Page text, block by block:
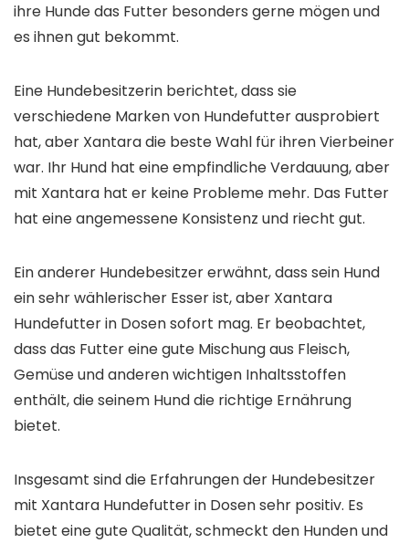
ihre Hunde das Futter besonders gerne mögen und
es ihnen gut bekommt.
Eine Hundebesitzerin berichtet, dass sie
verschiedene Marken von Hundefutter ausprobiert
hat, aber Xantara die beste Wahl für ihren Vierbeiner
war. Ihr Hund hat eine empfindliche Verdauung, aber
mit Xantara hat er keine Probleme mehr. Das Futter
hat eine angemessene Konsistenz und riecht gut.
Ein anderer Hundebesitzer erwähnt, dass sein Hund
ein sehr wählerischer Esser ist, aber Xantara
Hundefutter in Dosen sofort mag. Er beobachtet,
dass das Futter eine gute Mischung aus Fleisch,
Gemüse und anderen wichtigen Inhaltsstoffen
enthält, die seinem Hund die richtige Ernährung
bietet.
Insgesamt sind die Erfahrungen der Hundebesitzer
mit Xantara Hundefutter in Dosen sehr positiv. Es
bietet eine gute Qualität, schmeckt den Hunden und